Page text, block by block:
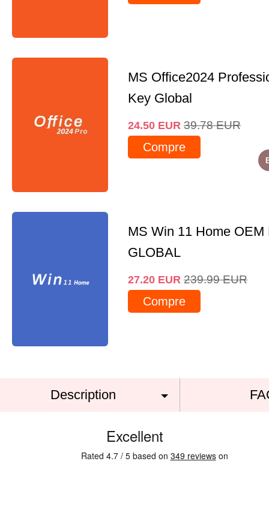
MS Office2024
Key Global
24.50 EUR 39.78 EUR
Compre
MS Win 11 Home OEM
GLOBAL
27.20 EUR 239.99 EUR
Compre
Description